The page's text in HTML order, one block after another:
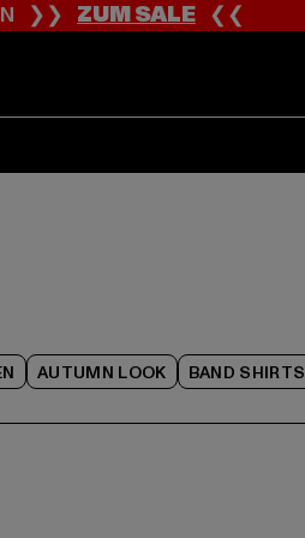
❯❯ZUM SALE❮❮
AUTUMN LOOK BAND SHIRTS